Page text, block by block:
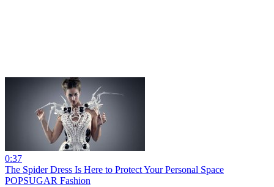
0:37
The Spider Dress Is Here to Protect Your Personal Space
POPSUGAR Fashion